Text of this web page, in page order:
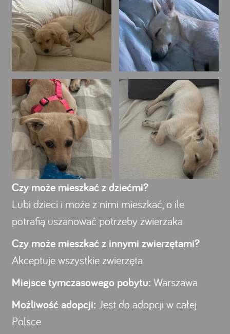
Czy może mieszkać z dziećmi?
Lubi dzieci i może z nimi mieszkać, o ile
potrafią uszanować potrzeby zwierzaka
Czy może mieszkać z innymi zwierzętami?
Akceptuje wszystkie zwierzęta
Miejsce tymczasowego pobytu: Warszawa
Możliwość adopcji: Jest do adopcji w całej
Polsce